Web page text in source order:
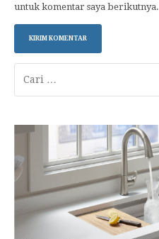
untuk komentar saya berikutnya.
untuk: